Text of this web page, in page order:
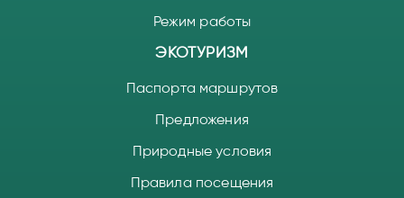
Режим работы
ЭКОТУРИЗМ
Паспорта маршрутов
Предложения
Природные условия
Правила посещения